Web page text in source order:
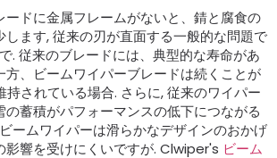
ードに金属フレームがないと、錆と腐食の
します, 従来の刃が直面する一般的な問題で
. 従来のブレードには、典型的な寿命があ
方、ビームワイパーブレードは続くことが
持されている場合. さらに, 従来のワイパー
蓄積がパフォーマンスの低下につながる
ームワイパーは滑らかなデザインのおかげ
影響を受けにくいですが. Clwiper's ビーム